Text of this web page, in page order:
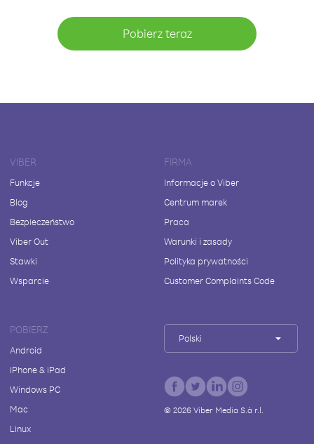
Pobierz teraz
VIBER
Funkcje
Blog
Bezpieczeństwo
Viber Out
Stawki
Wsparcie
FIRMA
Informacje o Viber
Centrum marek
Praca
Warunki i zasady
Polityka prywatności
Customer Complaints Code
POBIERZ
Android
iPhone & iPad
Windows PC
Mac
Linux
Polski
© 2026Viber Media S.à r.l.